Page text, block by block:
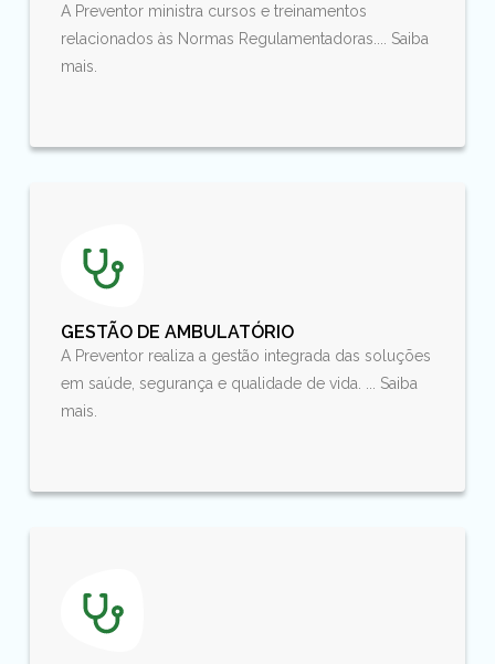
A Preventor ministra cursos e treinamentos
relacionados às Normas Regulamentadoras.... Saiba
mais.
GESTÃO DE AMBULATÓRIO
A Preventor realiza a gestão integrada das soluções
em saúde, segurança e qualidade de vida. ... Saiba
mais.